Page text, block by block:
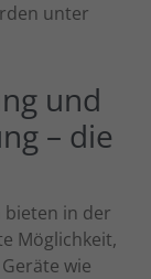
unter
und
– die
in der
Möglichkeit,
wie